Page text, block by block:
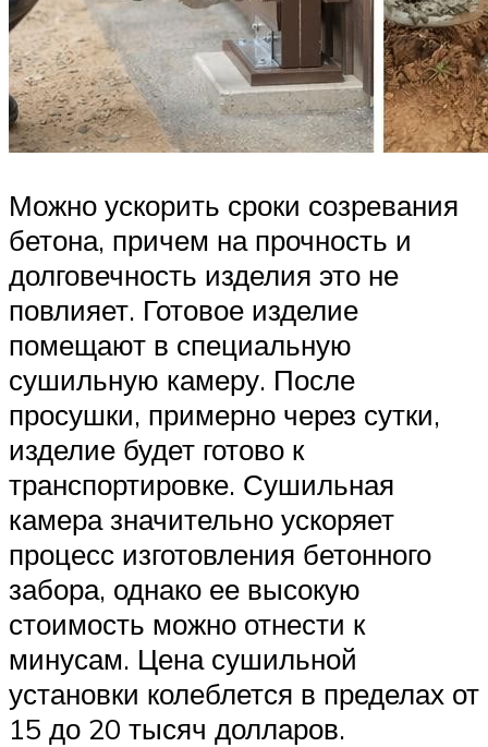
Можно ускорить сроки созревания
бетона, причем на прочность и
долговечность изделия это не
повлияет. Готовое изделие
помещают в специальную
сушильную камеру. После
просушки, примерно через сутки,
изделие будет готово к
транспортировке. Сушильная
камера значительно ускоряет
процесс изготовления бетонного
забора, однако ее высокую
стоимость можно отнести к
минусам. Цена сушильной
установки колеблется в пределах от
15 до 20 тысяч долларов.